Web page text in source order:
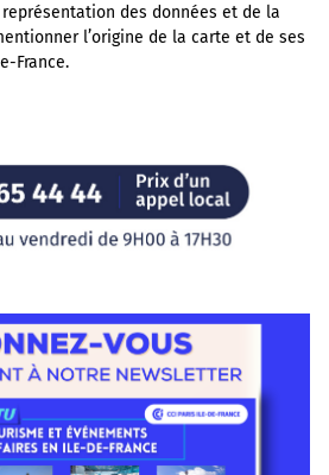
des données et de la
l’origine de la carte et de ses
France.